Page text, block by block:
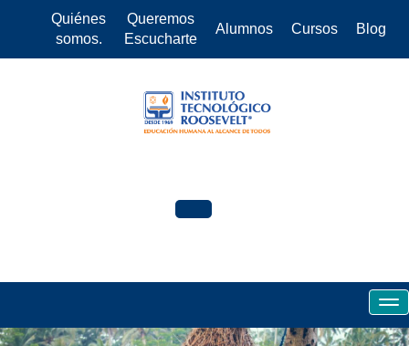
Quiénes
somos.
Queremos
Escucharte
Alumnos Cursos Blog